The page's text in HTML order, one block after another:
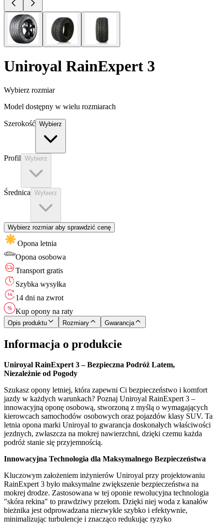
Uniroyal RainExpert 3
Wybierz rozmiar
Model dostępny w wielu rozmiarach
Szerokość Wybierz
Profil Wybierz
Średnica Wybierz
Wybierz rozmiar aby sprawdzić cenę
Opona letnia
Opona osobowa
Transport gratis
Szybka wysyłka
14 dni na zwrot
Kup opony na raty
Opis produktu Rozmiary Gwarancja
Informacja o produkcie
Uniroyal RainExpert 3 – Bezpieczna Podróż Latem,
Niezależnie od Pogody
Szukasz opony letniej, która zapewni Ci bezpieczeństwo i komfort
jazdy w każdych warunkach? Poznaj Uniroyal RainExpert 3 –
innowacyjną oponę osobową, stworzoną z myślą o wymagających
kierowcach samochodów osobowych oraz pojazdów klasy SUV. Ta
letnia opona marki Uniroyal to gwarancja doskonałych właściwości
jezdnych, zwłaszcza na mokrej nawierzchni, dzięki czemu każda
podróż stanie się przyjemnością.
Innowacyjna Technologia dla Maksymalnego Bezpieczeństwa
Kluczowym założeniem inżynierów Uniroyal przy projektowaniu
RainExpert 3 było maksymalne zwiększenie bezpieczeństwa na
mokrej drodze. Zastosowana w tej oponie rewolucyjna technologia
"skóra rekina" to prawdziwy przełom. Dzięki niej woda z kanałów
bieżnika jest odprowadzana niezwykle szybko i efektywnie,
minimalizując turbulencje i znacząco redukując ryzyko